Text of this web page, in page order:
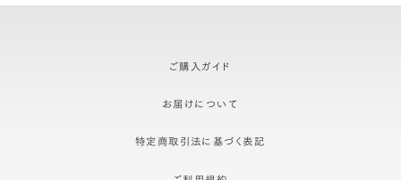
ご購入ガイド
お届けについて
特定商取引法に基づく表記